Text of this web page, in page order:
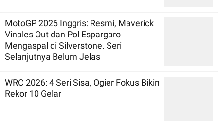
MotoGP 2026 Inggris: Resmi, Maverick
Vinales Out dan Pol Espargaro
Mengaspal di Silverstone. Seri
Selanjutnya Belum Jelas
WRC 2026: 4 Seri Sisa, Ogier Fokus Bikin
Rekor 10 Gelar